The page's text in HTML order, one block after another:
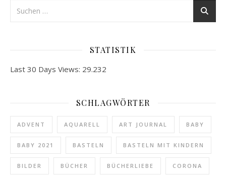
STATISTIK
Last 30 Days Views: 29.232
SCHLAGWÖRTER
ADVENT AQUARELL ART JOURNAL BABY
BABY 2021 BASTELN BASTELN MIT KINDERN
BILDER BÜCHER BÜCHERLIEBE CORONA